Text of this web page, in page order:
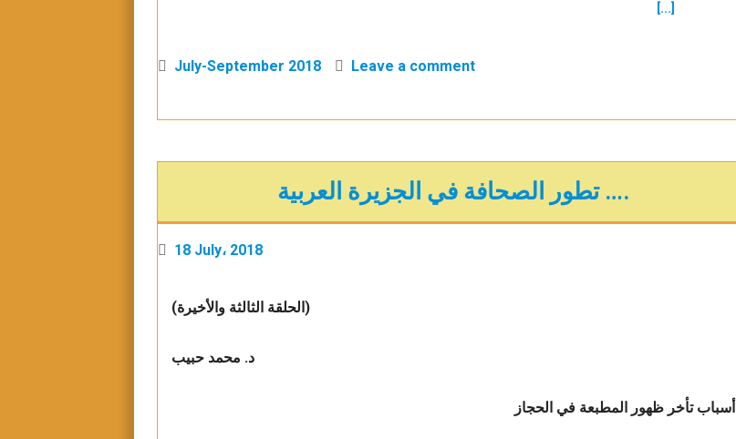
[...]
July-September 2018 Leave a comment
تطور الصحافة في الجزيرة العربية ….
18 July، 2018
(الحلقة الثالثة والأخيرة)
د. محمد حبيب
أسباب تأخر ظهور المطبعة في الحجاز